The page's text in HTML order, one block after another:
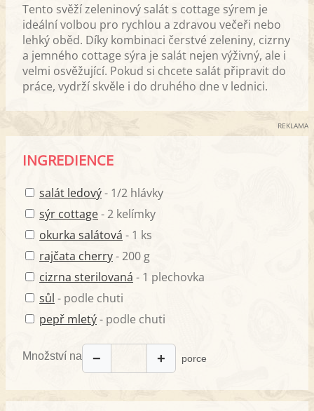
Tento svěží zeleninový salát s cottage sýrem je
ideální volbou pro rychlou a zdravou večeři nebo
lehký oběd. Díky kombinaci čerstvé zeleniny, cizrny
a jemného cottage sýra je salát nejen výživný, ale i
velmi osvěžující. Pokud si chcete salát připravit do
práce, vydrží skvěle i do druhého dne v lednici.
REKLAMA
INGREDIENCE
salát ledový- 1/2 hlávky
sýr cottage- 2 kelímky
okurka salátová - 1 ks
rajčata cherry- 200 g
cizrna sterilovaná - 1 plechovka
sůl - podle chuti
pepř mletý- podle chuti
Množství na − + porce